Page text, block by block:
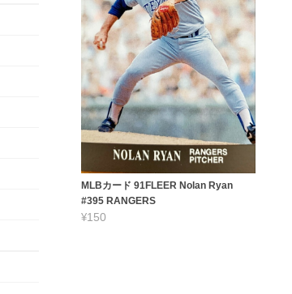
MLBカード 91FLEER Nolan Ryan
#395 RANGERS
¥150